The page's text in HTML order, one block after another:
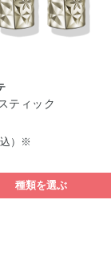
ティック
込）※
種類を選ぶ